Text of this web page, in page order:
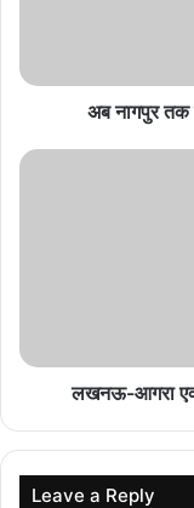
अब नागपुर तक
लखनऊ-आगरा
Leave a Reply